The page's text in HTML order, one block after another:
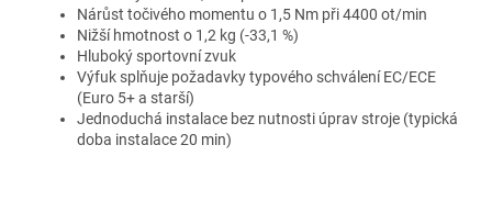
Nárůst točivého momentu o 1,5 Nm při 4400 ot/min
Nižší hmotnost o 1,2 kg (-33,1 %)
Hluboký sportovní zvuk
Výfuk splňuje požadavky typového schválení EC/ECE
(Euro 5+ a starší)
Jednoduchá instalace bez nutnosti úprav stroje (typická
doba instalace 20 min)